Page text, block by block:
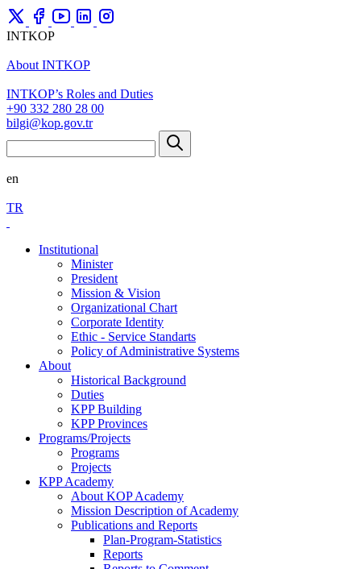
INTKOP
About INTKOP
INTKOP’s Roles and Duties
+90 332 280 28 00
bilgi@kop.gov.tr
en
TR
Institutional
Minister
President
Mission & Vision
Organizational Chart
Corporate Identity
Ethic - Service Standarts
Policy of Administrative Systems
About
Historical Background
Duties
KPP Building
KPP Provinces
Programs/Projects
Programs
Projects
KPP Academy
About KOP Academy
Mission Description of Academy
Publications and Reports
Plan-Program-Statistics
Reports